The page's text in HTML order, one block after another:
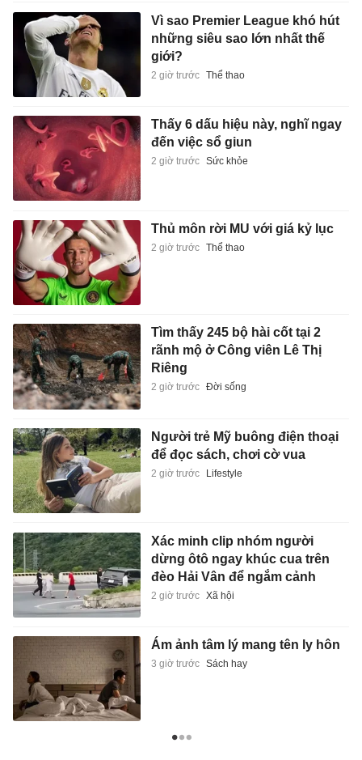
Vì sao Premier League khó hút
những siêu sao lớn nhất thế
giới?
2 giờ trước Thể thao
Thấy 6 dấu hiệu này, nghĩ ngay
đến việc sổ giun
2 giờ trước Sức khỏe
Thủ môn rời MU với giá kỷ lục
2 giờ trước Thể thao
Tìm thấy 245 bộ hài cốt tại 2
rãnh mộ ở Công viên Lê Thị
Riêng
2 giờ trước Đời sống
Người trẻ Mỹ buông điện thoại
để đọc sách, chơi cờ vua
2 giờ trước Lifestyle
Xác minh clip nhóm người
dừng ôtô ngay khúc cua trên
đèo Hải Vân để ngắm cảnh
2 giờ trước Xã hội
Ám ảnh tâm lý mang tên ly hôn
3 giờ trước Sách hay